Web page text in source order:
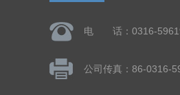
电 话：0316-
公司传真：86-0316-